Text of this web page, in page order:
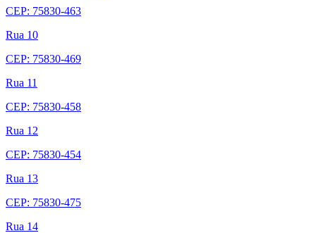
CEP: 75830-463
Rua 10
CEP: 75830-469
Rua 11
CEP: 75830-458
Rua 12
CEP: 75830-454
Rua 13
CEP: 75830-475
Rua 14